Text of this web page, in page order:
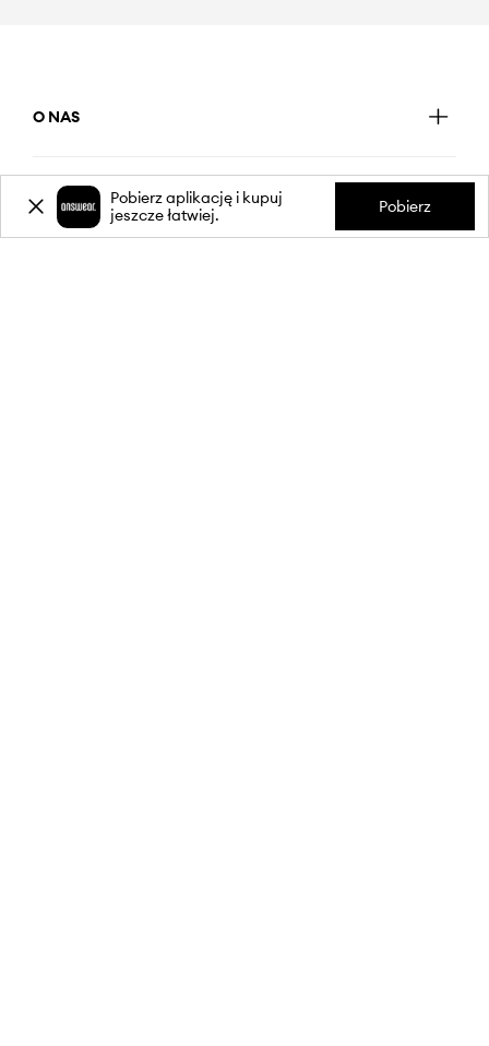
O NAS
INFORMACJEPobierz aplikację i kupuj
jeszcze łatwiej.
Pobierz